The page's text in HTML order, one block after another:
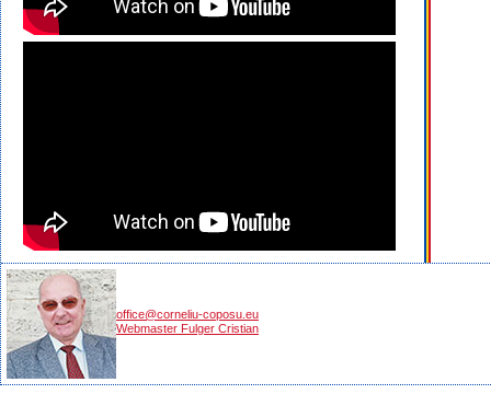
office@corneliu-coposu.eu
Webmaster Fulger Cristian